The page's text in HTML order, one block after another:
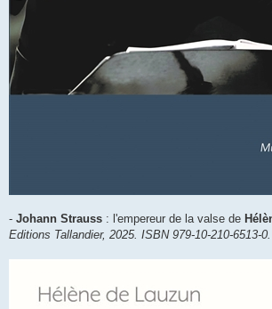
- Johann Strauss : l'empereur de la valse de
Editions Tallandier, 2025. ISBN 979-10-210-6513-0.